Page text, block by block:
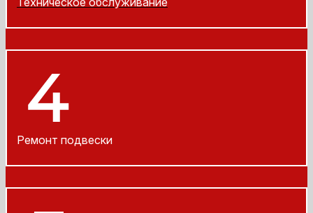
Ремонт подвески